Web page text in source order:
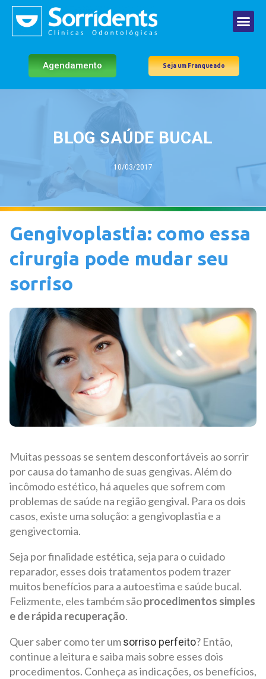
Agendamento Seja um Franqueado
BLOG SAÚDE BUCAL
10/03/2017
Gengivoplastia: como essa
cirurgia pode mudar seu
sorriso
Muitas pessoas se sentem desconfortáveis ao sorrir
por causa do tamanho de suas gengivas. Além do
incômodo estético, há aqueles que sofrem com
problemas de saúde na região gengival. Para os dois
casos, existe uma solução: a gengivoplastia e a
gengivectomia.
Seja por finalidade estética, seja para o cuidado
reparador, esses dois tratamentos podem trazer
muitos benefícios para a autoestima e saúde bucal.
Felizmente, eles também sãoprocedimentos simples
e de rápida recuperação.
Quer saber como ter umsorriso perfeito? Então,
continue a leitura e saiba mais sobre esses dois
procedimentos. Conheça as indicações, os benefícios,